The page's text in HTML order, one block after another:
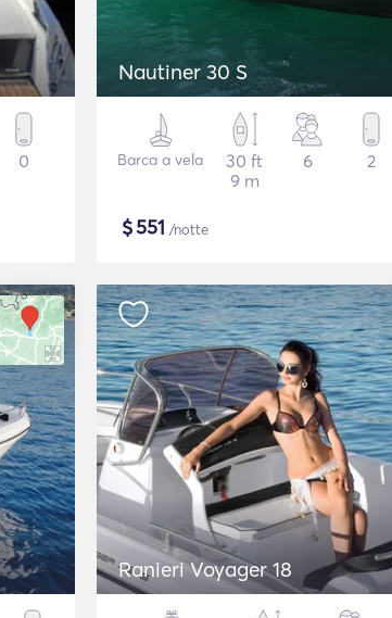
0
Nautiner 30 S
Barca a vela
30 ft
9 m
6 2
$551 /notte
Ranieri Voyager 18